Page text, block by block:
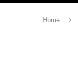
Home